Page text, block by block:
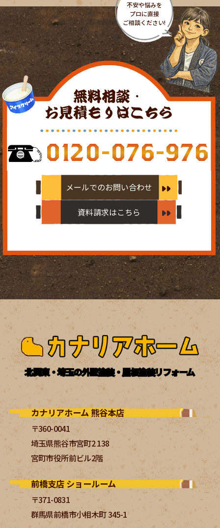
無料相談・
お見積もりはこちら
0120-076-976
メールでのお問い合わせ
資料請求はこちら
北関東・埼玉の外壁塗装・屋根塗装リフォーム
カナリアホーム 熊谷本店
〒360-0041
埼玉県熊谷市宮町2 138
宮町市役所前ビル2階
前橋支店 ショールーム
〒371-0831
群馬県前橋市小相木町 345-1